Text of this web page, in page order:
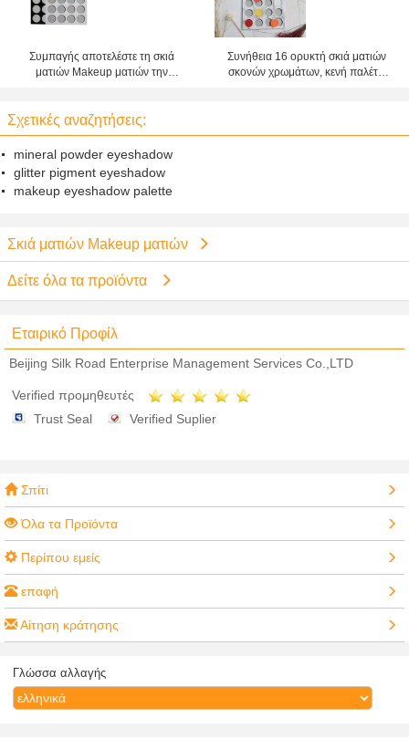
Συμπαγής αποτελέστε τη σκιά
ματιών Makeup ματιών την
Συνήθεια 16 ορυκτή σκιά ματιών
σκονών χρωμάτων, κενή παλέτα
Σχετικές αναζητήσεις:
mineral powder eyeshadow
glitter pigment eyeshadow
makeup eyeshadow palette
Σκιά ματιών Makeup ματιών
Δείτε όλα τα προϊόντα
Εταιρικό Προφίλ
Beijing Silk Road Enterprise Management Services Co.,LTD
Verified προμηθευτές
Trust Seal
Verified Suplier
Σπίτι
Όλα τα Προϊόντα
Περίπου εμείς
επαφή
Αίτηση κράτησης
Γλώσσα αλλαγής